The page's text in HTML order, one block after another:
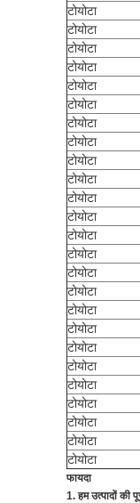
टोयोटा
टोयोटा
टोयोटा
टोयोटा
टोयोटा
टोयोटा
टोयोटा
टोयोटा
टोयोटा
टोयोटा
टोयोटा
टोयोटा
टोयोटा
टोयोटा
टोयोटा
टोयोटा
टोयोटा
टोयोटा
टोयोटा
टोयोटा
टोयोटा
टोयोटा
टोयोटा
टोयोटा
टोयोटा
फायदा
1. हम उत्पादों की